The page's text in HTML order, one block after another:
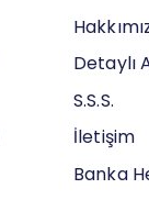
Detaylı
S.S.S.
İletişim
Banka